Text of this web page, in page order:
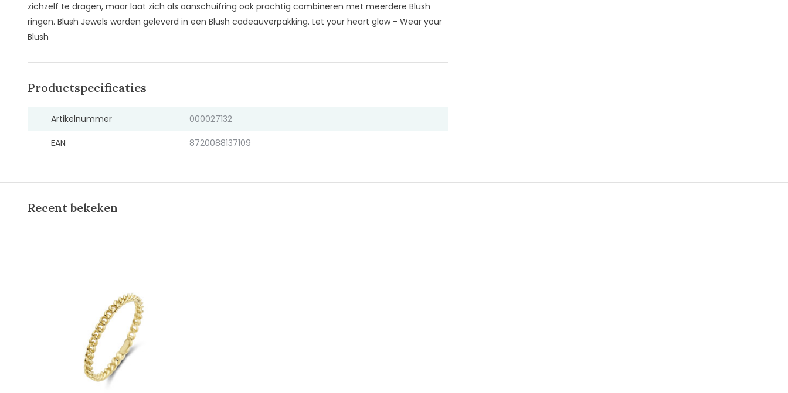
zichzelf te dragen, maar laat zich als aanschuifring ook prachtig combineren met meerdere Blush
ringen. Blush Jewels worden geleverd in een Blush cadeauverpakking. Let your heart glow - Wear your
Blush
Productspecificaties
Artikelnummer 000027132
EAN 8720088137109
Recent bekeken